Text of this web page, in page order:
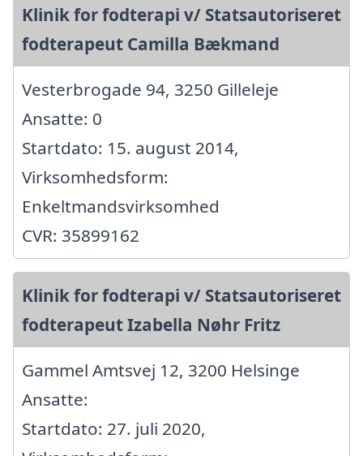
Klinik for fodterapi v/ Statsautoriseret
fodterapeut Camilla Bækmand
Vesterbrogade 94, 3250 Gilleleje
Ansatte: 0
Startdato: 15. august 2014,
Virksomhedsform:
Enkeltmandsvirksomhed
CVR: 35899162
Klinik for fodterapi v/ Statsautoriseret
fodterapeut Izabella Nøhr Fritz
Gammel Amtsvej 12, 3200 Helsinge
Ansatte:
Startdato: 27. juli 2020,